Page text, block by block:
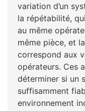
variation d’un
la répétabilité,
au même
même pièce, et
correspond aux
opérateurs. Ces
déterminer si un
suffisamment
environnement